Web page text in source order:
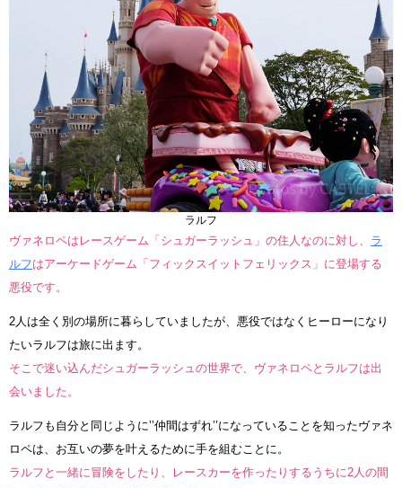
ラルフ
ヴァネロペはレースゲーム「シュガーラッシュ」の住人なのに対し、 ラ
ルフはアーケードゲーム「フィックスイットフェリックス」に登場する
悪役です。
2人は全く別の場所に暮らしていましたが、悪役ではなくヒーローになり
たいラルフは旅に出ます。
そこで迷い込んだシュガーラッシュの世界で、ヴァネロペとラルフは出
会いました。
ラルフも自分と同じように’’仲間はずれ’’になっていることを知ったヴァネ
ロペは、お互いの夢を叶えるために手を組むことに。
ラルフと一緒に冒険をしたり、レースカーを作ったりするうちに2人の間